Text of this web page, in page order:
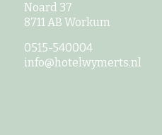
Noard 37
8711 AB Workum
0515-540004
info@hotelwymerts.nl